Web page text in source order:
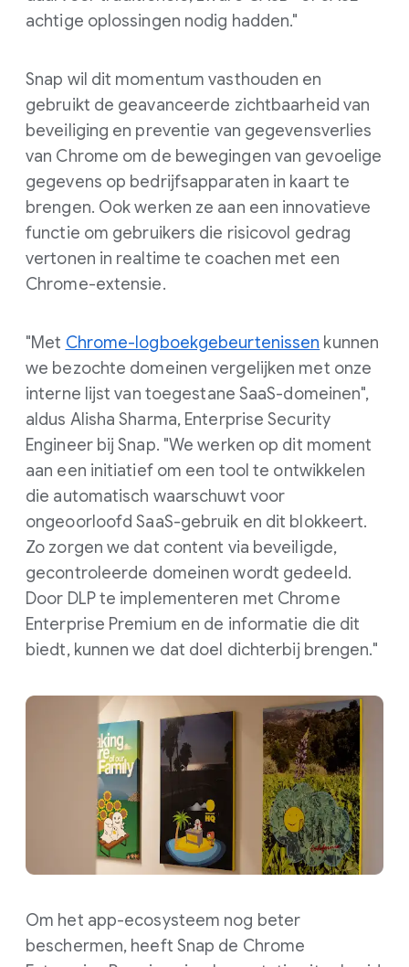
achtige oplossingen nodig hadden."
Snap wil dit momentum vasthouden en
gebruikt de geavanceerde zichtbaarheid van
beveiliging en preventie van gegevensverlies
van Chrome om de bewegingen van gevoelige
gegevens op bedrijfsapparaten in kaart te
brengen. Ook werken ze aan een innovatieve
functie om gebruikers die risicovol gedrag
vertonen in realtime te coachen met een
Chrome-extensie.
"Met Chrome-logboekgebeurtenissen kunnen
we bezochte domeinen vergelijken met onze
interne lijst van toegestane SaaS-domeinen",
aldus Alisha Sharma, Enterprise Security
Engineer bij Snap. "We werken op dit moment
aan een initiatief om een tool te ontwikkelen
die automatisch waarschuwt voor
ongeoorloofd SaaS-gebruik en dit blokkeert.
Zo zorgen we dat content via beveiligde,
gecontroleerde domeinen wordt gedeeld.
Door DLP te implementeren met Chrome
Enterprise Premium en de informatie die dit
biedt, kunnen we dat doel dichterbij brengen."
Om het app-ecosysteem nog beter
beschermen, heeft Snap de Chrome